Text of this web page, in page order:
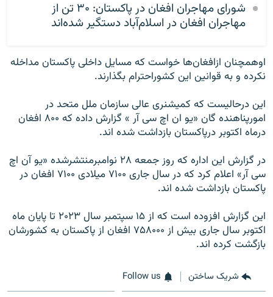
شورای مهاجران افغان در پاکستان: ۳۰ تن از
مهاجران افغان در اسلام‌آباد دستگیر شده‌اند
اوهمچنان ازافغان‌ها خواست که مسایل داخلی پاکستان مداخله
نکرده و به قوانین این کشوراحترام بگذارند.
این درحالیست که کمیشنری عالی سازمان ملل متحد در
امورپناهنده گان «یو ان اچ سی آر » گزارش داده که ۸۰۰ افغان
درماه اکتوبر درپاکستان بازداشت شده اند.
در گزارش این اداره که روز جمعه ۲۸ نوامبرمنتشرشده «یو آن اچ
سی آر» اعلام کرد که در سال جاری ۷۱۰۰ میلادی ۷۱۰۰ افغان در
پاکستان بازداشت شده اند.
این گزارش افزوده است که از ۱۵ سپتمبر سال ۲۰۲۳ تا پایان ماه
اکتوبر سال جاری بیش از ۷۵۸۰۰۰ افغان از پاکستان به کشورشان
بازگشت کرده اند.
شریک ساختن Follow us